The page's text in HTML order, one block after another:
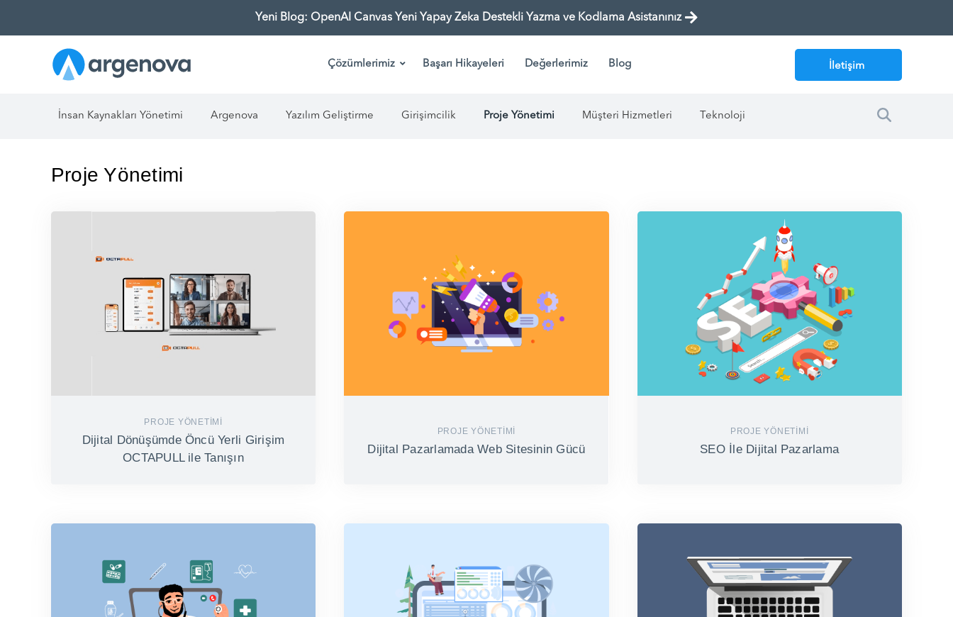
Yeni Blog: OpenAI Canvas Yeni Yapay Zeka Destekli Yazma ve Kodlama Asistanınız
Çözümlerimiz Başarı Hikayeleri Değerlerimiz Blog İletişim
İnsan Kaynakları Yönetimi Argenova Yazılım Geliştirme Girişimcilik Proje Yönetimi Müşteri Hizmetleri Teknoloji
Proje Yönetimi
PROJE YÖNETIMI
Dijital Dönüşümde Öncü Yerli Girişim
OCTAPULL ile Tanışın
PROJE YÖNETIMI
Dijital Pazarlamada Web Sitesinin Gücü
PROJE YÖNETIMI
SEO İle Dijital Pazarlama